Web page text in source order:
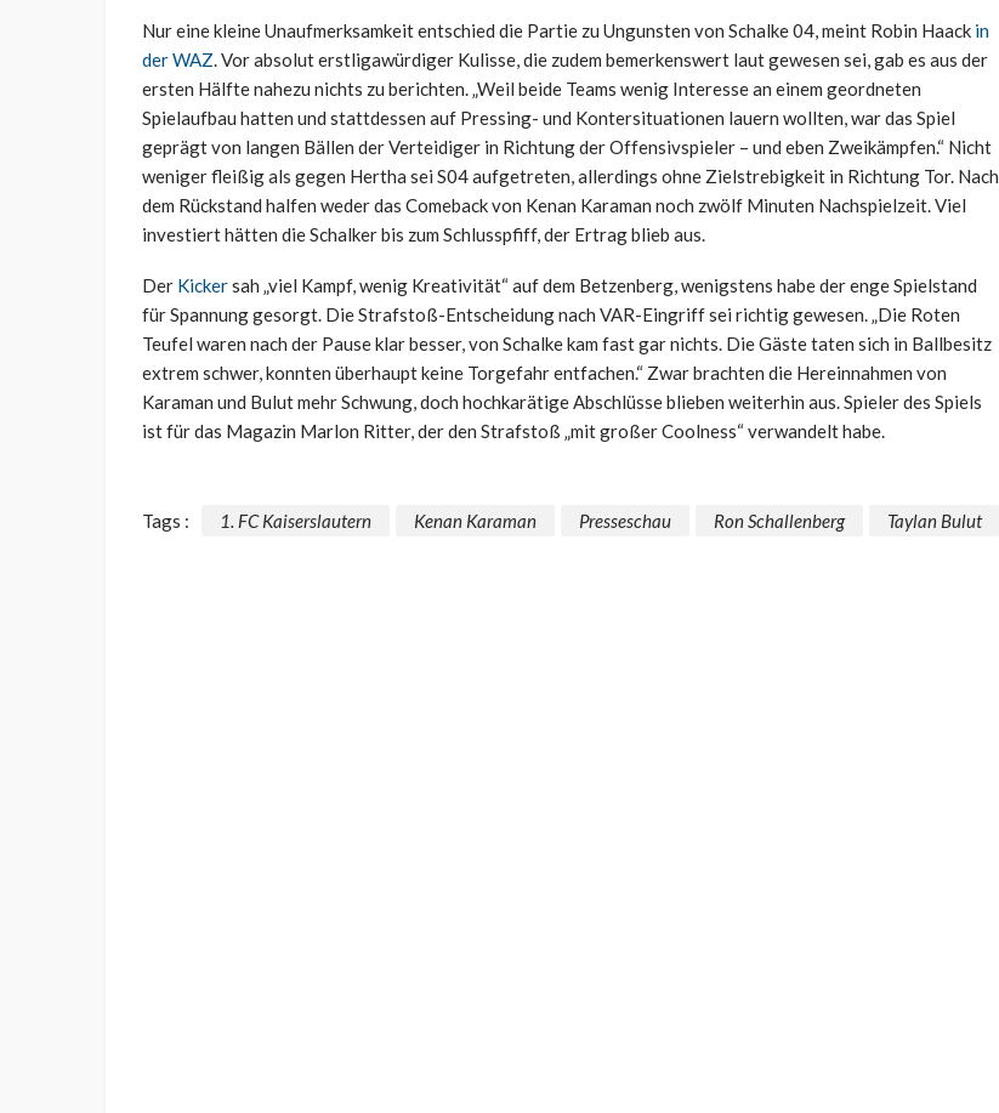
Nur eine kleine Unaufmerksamkeit entschied die Partie zu Ungunsten von Schalke 04, meint Robin Haack in
der WAZ. Vor absolut erstligawürdiger Kulisse, die zudem bemerkenswert laut gewesen sei, gab es aus der
ersten Hälfte nahezu nichts zu berichten. „Weil beide Teams wenig Interesse an einem geordneten
Spielaufbau hatten und stattdessen auf Pressing- und Kontersituationen lauern wollten, war das Spiel
geprägt von langen Bällen der Verteidiger in Richtung der Offensivspieler – und eben Zweikämpfen.“ Nicht
weniger fleißig als gegen Hertha sei S04 aufgetreten, allerdings ohne Zielstrebigkeit in Richtung Tor. Nach
dem Rückstand halfen weder das Comeback von Kenan Karaman noch zwölf Minuten Nachspielzeit. Viel
investiert hätten die Schalker bis zum Schlusspfiff, der Ertrag blieb aus.
Der Kickersah „viel Kampf, wenig Kreativität“ auf dem Betzenberg, wenigstens habe der enge Spielstand
für Spannung gesorgt. Die Strafstoß-Entscheidung nach VAR-Eingriff sei richtig gewesen. „Die Roten
Teufel waren nach der Pause klar besser, von Schalke kam fast gar nichts. Die Gäste taten sich in Ballbesitz
extrem schwer, konnten überhaupt keine Torgefahr entfachen.“ Zwar brachten die Hereinnahmen von
Karaman und Bulut mehr Schwung, doch hochkarätige Abschlüsse blieben weiterhin aus. Spieler des Spiels
ist für das Magazin Marlon Ritter, der den Strafstoß „mit großer Coolness“ verwandelt habe.
Tags : 1. FC Kaiserslautern Kenan Karaman Presseschau Ron Schallenberg Taylan Bulut